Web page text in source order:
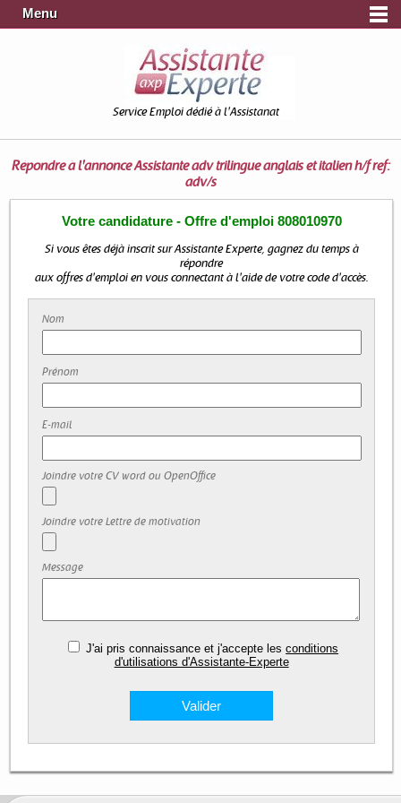
Menu
Service Emploi dédié à l'Assistanat
Répondre à l'annonceAssistante adv trilingue anglais et italien h/f ref:
adv/s
Votre candidature - Offre d'emploi 808010970
Si vous êtes déjà inscrit sur Assistante Experte, gagnez du temps à
répondre
aux offres d'emploi en vous connectant à l'aide de votre code d'accès.
Nom
Prénom
E-mail
Joindre votre CV word ou OpenOffice
Joindre votre Lettre de motivation
Message
J'ai pris connaissance et j'accepte lesconditions
d'utilisations d'Assistante-Experte